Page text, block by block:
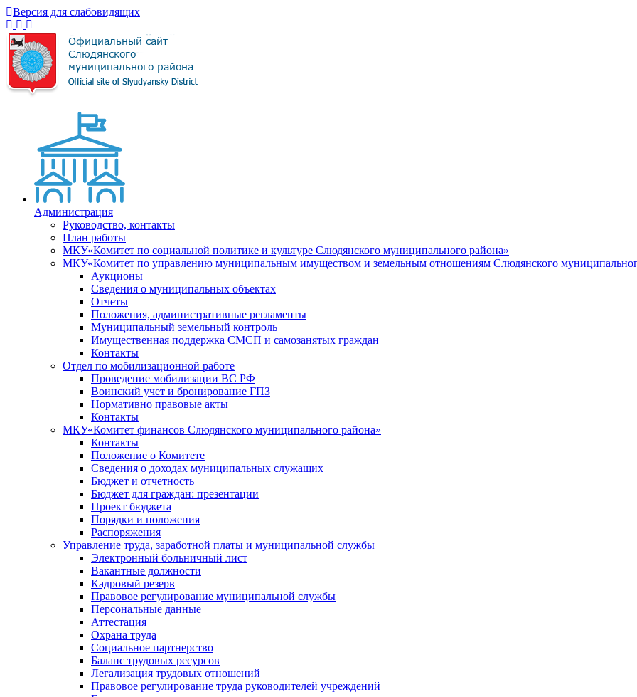
Версия для слабовидящих
Администрация
Руководство, контакты
План работы
МКУ«Комитет по социальной политике и культуре Слюдянского муниципального района»
МКУ«Комитет по управлению муниципальным имуществом и земельным отношениям Слюдянского
Аукционы
Сведения о муниципальных объектах
Отчеты
Положения, административные регламенты
Муниципальный земельный контроль
Имущественная поддержка СМСП и самозанятых граждан
Контакты
Отдел по мобилизационной работе
Проведение мобилизации ВС РФ
Воинский учет и бронирование ГПЗ
Нормативно правовые акты
Контакты
МКУ«Комитет финансов Слюдянского муниципального района»
Контакты
Положение о Комитете
Сведения о доходах муниципальных служащих
Бюджет и отчетность
Бюджет для граждан: презентации
Проект бюджета
Порядки и положения
Распоряжения
Управление труда, заработной платы и муниципальной службы
Электронный больничный лист
Вакантные должности
Кадровый резерв
Правовое регулирование муниципальной службы
Персональные данные
Аттестация
Охрана труда
Социальное партнерство
Баланс трудовых ресурсов
Легализация трудовых отношений
Правовое регулирование труда руководителей учреждений